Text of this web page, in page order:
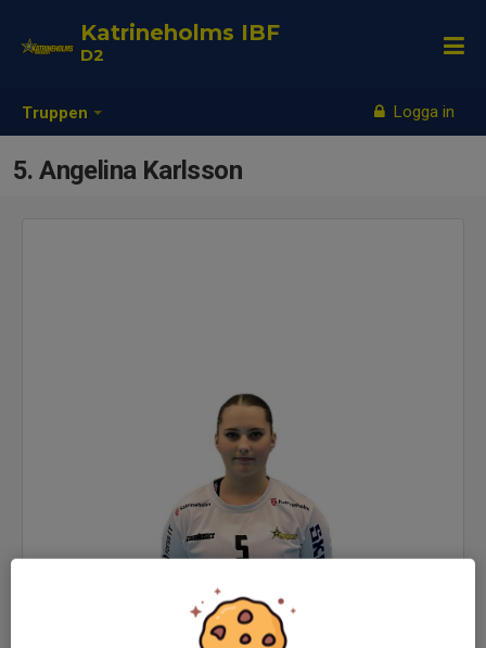
Truppen Logga in
Katrineholms IBF
D2
5. Angelina Karlsson